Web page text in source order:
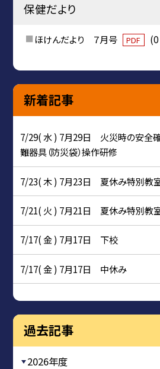
保健だより
ほけんだより ７月号 PDF
新着記事
7/29( 水 ) 7月29日 火災時の安全
難器具（防災袋）操作研修
7/23( 木 ) 7月23日 夏休み特別教室
7/21( 火 ) 7月21日 夏休み特別教室
7/17( 金 ) 7月17日 下校
7/17( 金 ) 7月17日 中休み
過去記事
2026年度